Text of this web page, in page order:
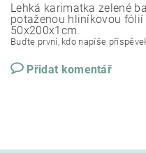
Lehká karimatka zelené
potaženou hliníkovou fólií
50x200x1cm.
Buďte první, kdo napíše
Přidat komentář